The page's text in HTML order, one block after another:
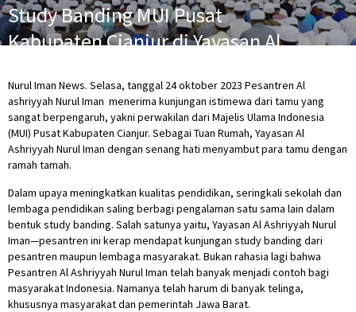
Study Banding MUI Pusat
Kabupaten Cianjur di Yayasan Al
Home · Berita ·
Study Banding MUI Pusat Kabupaten Cianjur di Yayasan
Al Ashriyyah Nurul Iman
Nurul Iman News. Selasa, tanggal 24 oktober 2023 Pesantren Al
ashriyyah Nurul Iman menerima kunjungan istimewa dari tamu yang
sangat berpengaruh, yakni perwakilan dari Majelis Ulama Indonesia
(MUI) Pusat Kabupaten Cianjur. Sebagai Tuan Rumah, Yayasan Al
Ashriyyah Nurul Iman dengan senang hati menyambut para tamu dengan
ramah tamah.
Dalam upaya meningkatkan kualitas pendidikan, seringkali sekolah dan
lembaga pendidikan saling berbagi pengalaman satu sama lain dalam
bentuk study banding. Salah satunya yaitu, Yayasan Al Ashriyyah Nurul
Iman—pesantren ini kerap mendapat kunjungan study banding dari
pesantren maupun lembaga masyarakat. Bukan rahasia lagi bahwa
Pesantren Al Ashriyyah Nurul Iman telah banyak menjadi contoh bagi
masyarakat Indonesia. Namanya telah harum di banyak telinga,
khususnya masyarakat dan pemerintah Jawa Barat.